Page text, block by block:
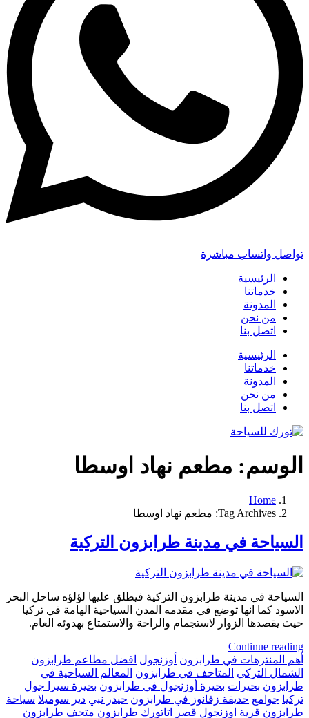
تواصل واتساب مباشرة
الرئيسية
خدماتنا
المدونة
من نحن
اتصل بنا
الرئيسية
خدماتنا
المدونة
من نحن
اتصل بنا
الوسم: مطعم نهاد اوسطا
Home
Tag Archives: مطعم نهاد اوسطا
السياحة في مدينة طرابزون التركية
السياحة في مدينة طرابزون التركية فيطلق عليها لؤلؤه ساحل البحر
الاسود كما انها توضع في مقدمه المدن السياحية الهامة في تركيا
حيث يقصدها الزوار لاستجمام والراحة والاستمتاع بهدوئه العام.
Continue reading
أهم المنتزهات في طرابزون أوزنجول افضل مطاعم طرابزون
الشمال التركي المتاحف في طرابزون المعالم السياحية في
طرابزون بحيرات بحيرة أوزنجول في طرابزون بحيرة سيرا جول
تركيا جوامع حديقة زفانوز في طرابزون حيدر نبي دير سوميلا سياحة
طرابزون قرية اوزنجول قصر اتاتورك طرابزون متحف طرابزون